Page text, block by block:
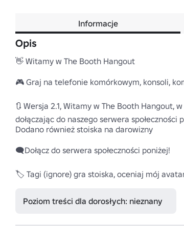
Informacje
Opis
👋 Witamy w The Booth Hangout
🎮 Graj na telefonie komórkowym, konsoli,
🔃 Wersja 2.1, Witamy w The Booth Hangout,
dołączając do naszego serwera społeczności
Dodano również stoiska na darowizny
🗨️Dołącz do serwera społeczności poniżej!
🏷️ Tagi (ignore) gra stoiska, oceniaj mój
Poziom treści dla dorosłych: nieznany